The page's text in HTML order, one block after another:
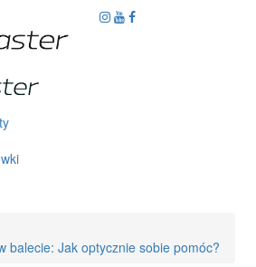
balecie: Jak optycznie sobie pomóc?